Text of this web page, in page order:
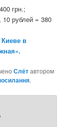
грн.;
рублей = 380
Киеве в
Слётавтором
.